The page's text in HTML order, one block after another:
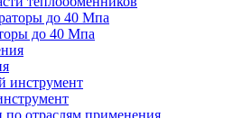
до 40 Мпа